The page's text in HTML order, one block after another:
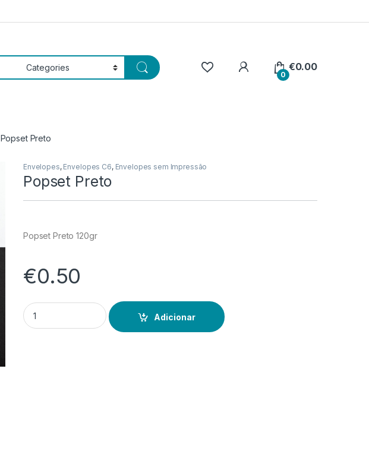
0
€0.00
Popset Preto
Envelopes, Envelopes C6, Envelopes sem Impressão
Popset Preto
Popset Preto 120gr
€0.50
Quantidade de Popset Preto
Adicionar